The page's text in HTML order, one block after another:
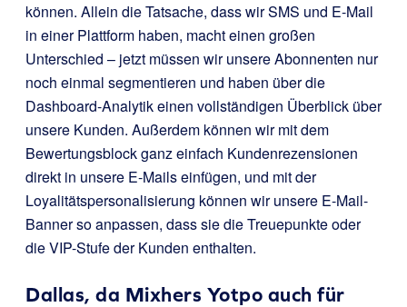
können. Allein die Tatsache, dass wir SMS und E-Mail
in einer Plattform haben, macht einen großen
Unterschied – jetzt müssen wir unsere Abonnenten nur
noch einmal segmentieren und haben über die
Dashboard-Analytik einen vollständigen Überblick über
unsere Kunden. Außerdem können wir mit dem
Bewertungsblock ganz einfach Kundenrezensionen
direkt in unsere E-Mails einfügen, und mit der
Loyalitätspersonalisierung können wir unsere E-Mail-
Banner so anpassen, dass sie die Treuepunkte oder
die VIP-Stufe der Kunden enthalten.
Dallas, da Mixhers Yotpo auch für